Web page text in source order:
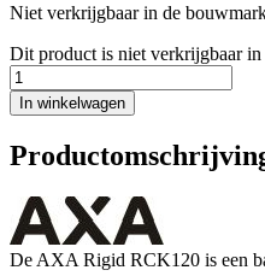
Niet verkrijgbaar in de
Dit product is niet verkrijgbaar
In winkelwagen
De AXA Rigid RCK120 is een